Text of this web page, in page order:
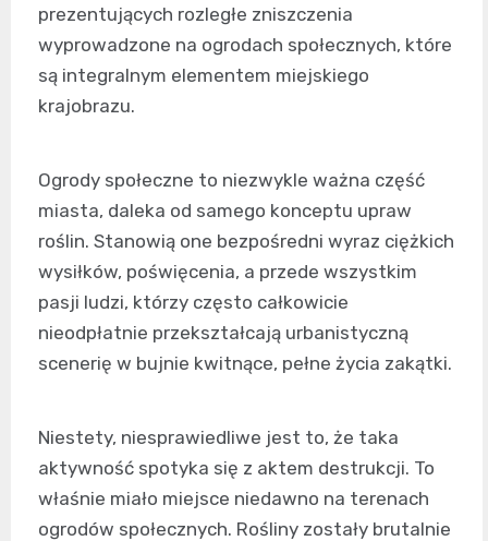
prezentujących rozległe zniszczenia
wyprowadzone na ogrodach społecznych, które
są integralnym elementem miejskiego
krajobrazu.
Ogrody społeczne to niezwykle ważna część
miasta, daleka od samego konceptu upraw
roślin. Stanowią one bezpośredni wyraz ciężkich
wysiłków, poświęcenia, a przede wszystkim
pasji ludzi, którzy często całkowicie
nieodpłatnie przekształcają urbanistyczną
scenerię w bujnie kwitnące, pełne życia zakątki.
Niestety, niesprawiedliwe jest to, że taka
aktywność spotyka się z aktem destrukcji. To
właśnie miało miejsce niedawno na terenach
ogrodów społecznych. Rośliny zostały brutalnie